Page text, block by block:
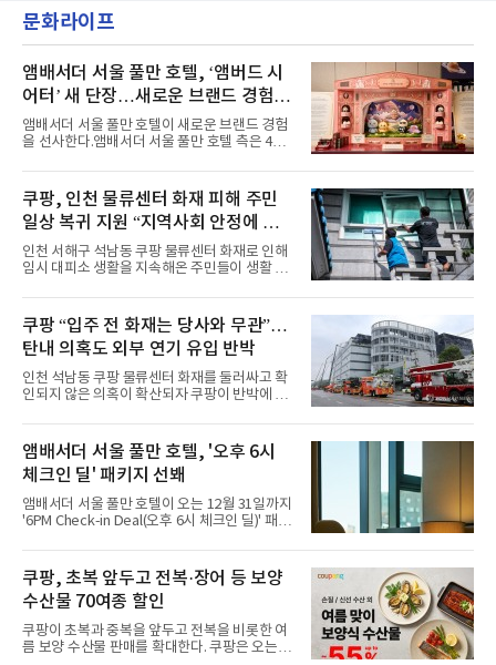
했다. “내 티, 5 bucks 바지는, 만원” 등 멤버들
의 라이프 스타일
MBC '쇼! 음악중심', SBS '인기가요' 등 주요 음
악방송 무대에 올라 화려한 퍼포먼스를 펼쳤다.
력을 앞세워 매 무대 색다른 볼거리를 선사했다.
특히 화사한 파스텔 톤의 비치웨어부터 청량한
마린룩, 햇살 아래 반짝이는 물결을 연상시키는
스커트, 강렬한 붉은 계열의 스타일링까지 각기
다른 매력을 선보였다. 브브걸은 다채로운 여름
패션을 완벽하게 소화하며 보
문화라이프
앰배서더 서울 풀만 호텔, ‘앰버드 시
어터’ 새 단장…새로운 브랜드 경험 선
사
앰배서더 서울 풀만 호텔이 새로운 브랜드 경험
을 선사한다.앰배서더 서울 풀만 호텔 측은 4일
이야기를 담은 인형 극장 콘셉트의 공간 ‘앰버드
시어터(Ambird Theater)’를 새롭게 선보인
다”고 밝혔다.앰배서더 서울 풀만 호텔은 로비
한편에 마련된 앰버드 존을 통해 앰버드의 세계
관을 소개해왔다. 앰버드 존은 앰버드가 우주여
행 중 수집한 다양한 굿즈를 전시한 '앰버드 플래
닛(Ambird Planet)과 계절별 플라워 연출로 사
라 극장을 모티브로 한 데코레이션으로 구성됐
다. 무대 공간 및 티켓 박스
쿠팡, 인천 물류센터 화재 피해 주민
일상 복귀 지원 “지역사회 안정에 총
력”
인천 서해구 석남동 쿠팡 물류센터 화재로 인해
임시 대피소 생활을 지속해온 주민들이 생활 터
필먼트서비스(CFS)가 지난 28일부터 화재 피해
주민을 대상으로 전문 출장 청소서비스 지원에
나섬으로써 본격적인 지역사회 복구 작업이 시
작된 것이다.대피소 주민 중심 청소 접수, 첫날
부터 2가구 지원 완료CFS는 신현초등학교, 신
현북초등학교, 신현여자중학교 등 인천 서해구
관내 임시 대피소 3곳에서 체류해온 화재 피해
민들의 호응 속에 CFS는 즉시 행동에 나섰다. 지
난 28일 오후 전문 청소업체와
쿠팡 “입주 전 화재는 당사와 무관”…
탄내 의혹도 외부 연기 유입 반박
인천 석남동 쿠팡 물류센터 화재를 둘러싸고 확
인되지 않은 의혹이 확산되자 쿠팡이 반박에 나
에 대해서는 외부 화재 연기 유입이라고 설명했
고, 2023년 같은 물류센터에서 발생한 화재에
대해서도 쿠팡 입주 전 공사 과정에서 벌어진 일
이라며 선을 그었다.쿠팡은 21일 인천 물류센터
내부에서 불이 타는 냄새가 났다는 의혹과 관련
해 “사실무근”이라는 입장을 밝혔다.회사 측은
“인근에서 지난 15일 다른 회사에서 발생한 대
것으로 확인됐다”고 설명했다.이어 “정확한 화
재 원인은 추후 조사될
앰배서더 서울 풀만 호텔, '오후 6시
체크인 딜' 패키지 선봬
앰배서더 서울 풀만 호텔이 오는 12월 31일까지
'6PM Check-in Deal(오후 6시 체크인 딜)' 패키
으로 여유로운 저녁 시간부터 호텔 스테이를 시
작할 수 있도록 준비됐다.앰배서더 서울 풀만 호
텔 측은 “퇴근 후 또는 주말 도심 속에서 짧지만
온전한 휴식을 원하는 고객들에게 특별한 경험
을 제공한다”고 밝혔다.패키지는 디럭스와 이그
제큐티브 두 가지 타입으로 구성된다. 디럭스 패
키지는 객실 1박(룸 온리)으로 심플한 호캉스를
쿠팡, 초복 앞두고 전복·장어 등 보양
수산물 70여종 할인
쿠팡이 초복과 중복을 앞두고 전복을 비롯한 여
름 보양 수산물 판매를 확대한다. 쿠팡은 오는